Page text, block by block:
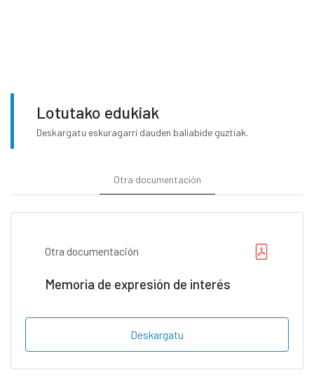
Lotutako edukiak
Deskargatu eskuragarri dauden baliabide guztiak.
Otra documentación
Otra documentación
Memoria de expresión de interés
Deskargatu